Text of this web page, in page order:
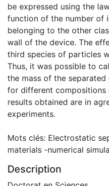
be expressed using the
function of the number of
belonging to the other
wall of the device. The
third species of particles
Thus, it was possible to
the mass of the
for different compositions
results obtained are in
experiments.
Mots clés: Electrostatic
materials -numerical
Description